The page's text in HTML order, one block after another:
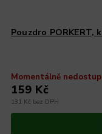
Pouzdro PORKERT,
Momentálně
131 Kč bez DPH
159 Kč